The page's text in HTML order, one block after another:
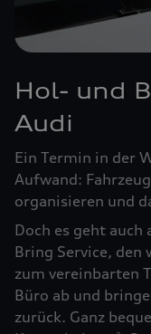
Hol- und
Audi
Ein Termin in der
Aufwand:
organisieren und
Doch es geht
Bring Service, den
zum vereinbarten
Büro ab und
zurück. Ganz